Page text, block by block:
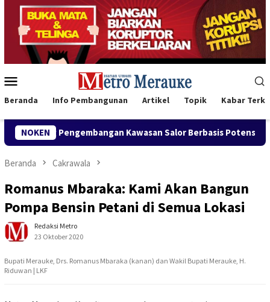
Loncat
konten
Mobile
Beranda Info Pembangunan Artikel Topik Kabar
NOKEN Kawasan Salor Berbasis Potensi Lokal
Beranda Cakrawala
Romanus Mbaraka: Kami Akan Bangun
Pompa Bensin Petani di Semua Lokasi
Redaksi Metro
23 Oktober 2020
Bupati Merauke, Drs. Romanus Mbaraka (kanan) dan Wakil Bupati Merauke, H.
Riduwan | LKF